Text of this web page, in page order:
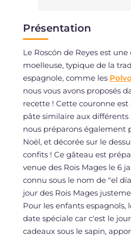
Présentation
Le Roscón de Reyes est
moelleuse, typique de la
espagnole, comme les
nous vous avons proposés
recette ! Cette couronne est
pâte similaire aux différents
nous préparons également
Noël, et décorée sur le
confits ! Ce gâteau est
venue des Rois Mages le 6
connu sous le nom de "el
jour des Rois Mages
Pour les enfants espagnols,
date spéciale car c'est le
cadeaux sous le sapin,